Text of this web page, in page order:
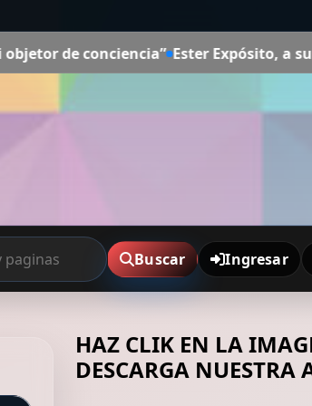
Expósito, a sus 26 años: "Mi pasión
Buscar Ingresar
HAZ CLIK EN LA
DESCARGA NUESTRA